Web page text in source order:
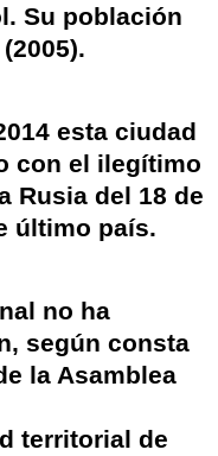
. Su población
2005).
esta ciudad
con el ilegítimo
Rusia del 18 de
último país.
no ha
según consta
la Asamblea
territorial de